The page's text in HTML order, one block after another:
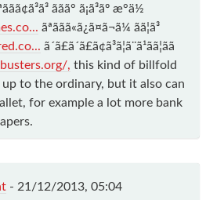
ããã° ã¡ã³ãº æ°ä½
ãªããã«ã¿ã¤ã¬ã¼ ãã¦ã³
ã´ã£ã´ã£ã¢ã³ã¦ã¨ã¹ãã¦ãã
, this kind of billfold
to the ordinary, but it also can
for example a lot more bank
- 21/12/2013, 05:04